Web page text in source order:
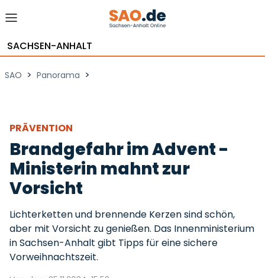
SACHSEN-ANHALT
SAO > Panorama >
PRÄVENTION
Brandgefahr im Advent -
Ministerin mahnt zur
Vorsicht
Lichterketten und brennende Kerzen sind schön,
aber mit Vorsicht zu genießen. Das Innenministerium
in Sachsen-Anhalt gibt Tipps für eine sichere
Vorweihnachtszeit.